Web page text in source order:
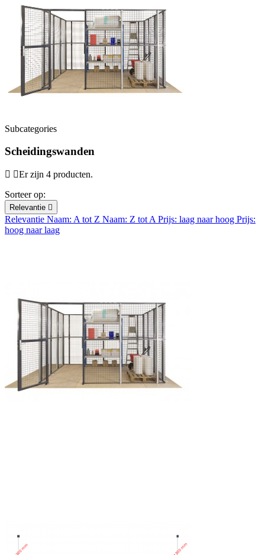
Subcategories
Scheidingswanden
Er zijn 4 producten.
Sorteer op:
Relevantie 
Relevantie Naam: A tot Z Naam: Z tot A Prijs: laag naar hoog Prijs:
hoog naar laag